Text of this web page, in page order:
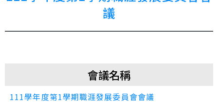
議
會議名稱
111學年度第1學期職涯發展委員會會議